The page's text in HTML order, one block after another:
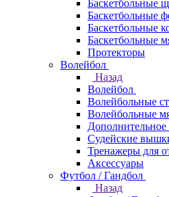
Баскетбольные
Баскетбольные
Баскетбольные
Баскетбольные
Протекторы
Волейбол
Назад
Волейбол
Волейбольные
Волейбольные
Дополнительное
Судейские
Тренажеры для
Аксессуары
Футбол / Гандбол
Назад